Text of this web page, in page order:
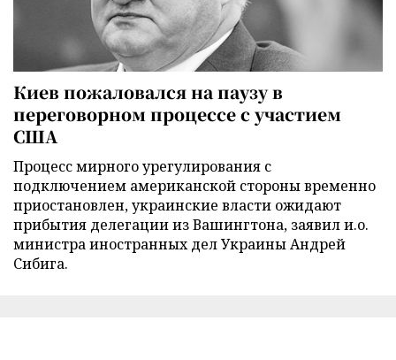
Киев пожаловался на паузу в
переговорном процессе с участием
США
Процесс мирного урегулирования с
подключением американской стороны временно
приостановлен, украинские власти ожидают
прибытия делегации из Вашингтона, заявил и.о.
министра иностранных дел Украины Андрей
Сибига.